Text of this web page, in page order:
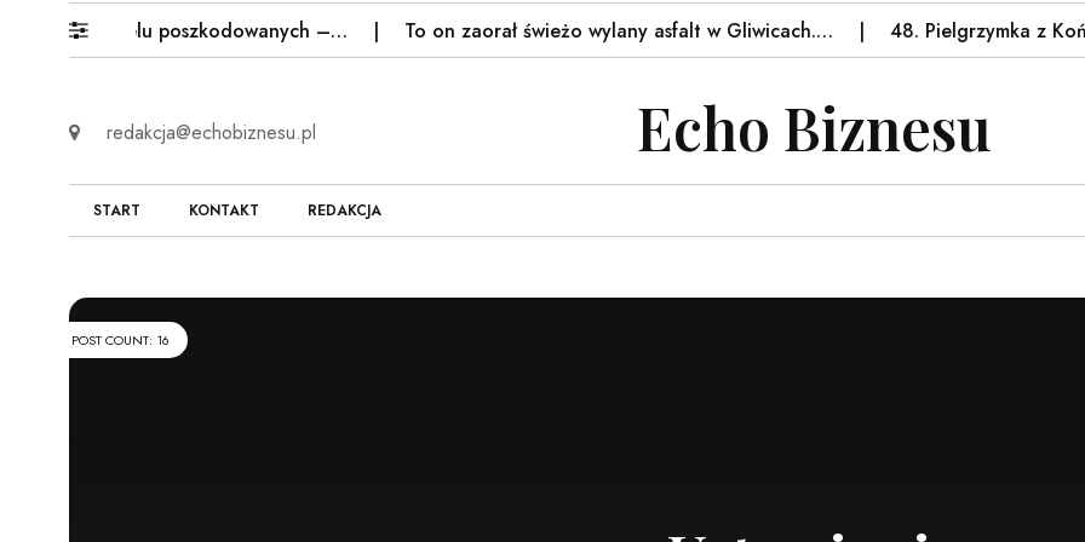
wielu poszkodowanych –… To on zaorał świeżo wylany asfalt w Gliwicach.… 48. Pielgrzymka z Końskich
redakcja@echobiznesu.pl Echo Biznesu
START KONTAKT REDAKCJA
POST COUNT: 16